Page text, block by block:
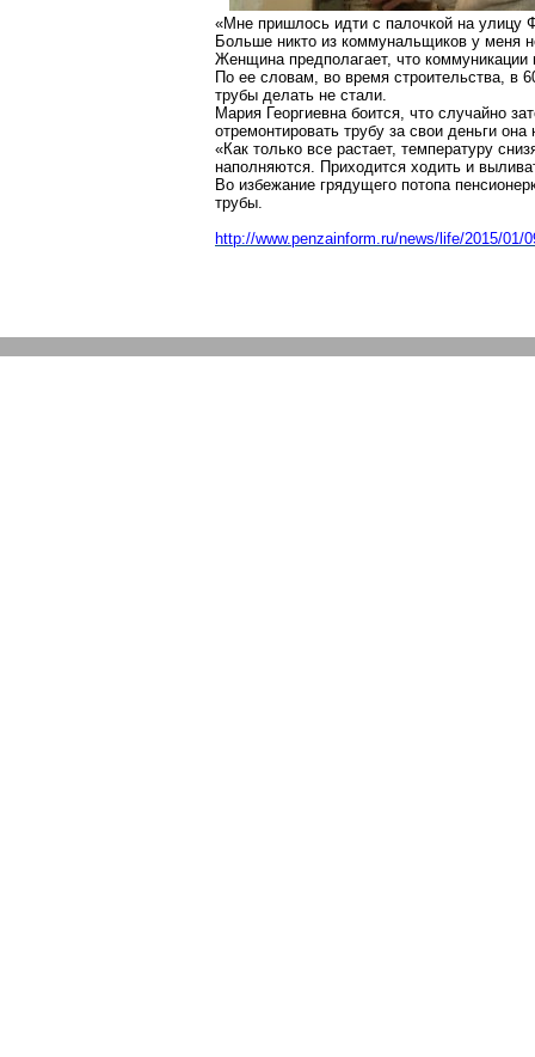
«Мне пришлось идти с палочкой на улицу
Больше никто из коммунальщиков у меня
Женщина предполагает, что
По ее словам, во время строительства, в
трубы делать не стали.
Мария Георгиевна боится, что случайно
отремонтировать трубу за свои деньги
«Как только все растает, температуру
наполняются. Приходится ходить и
Во избежание грядущего потопа
трубы.
http://www.penzainform.ru/news/life/2015/01/